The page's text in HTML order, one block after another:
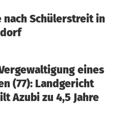
nach Schülerstreit in
eines
(77): Landgericht
Azubi zu 4,5 Jahre